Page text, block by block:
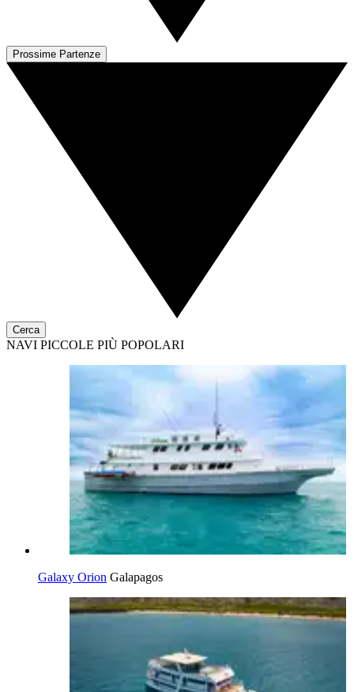
Prossime Partenze
Cerca
NAVI PICCOLE PIÙ POPOLARI
Galaxy Orion Galapagos